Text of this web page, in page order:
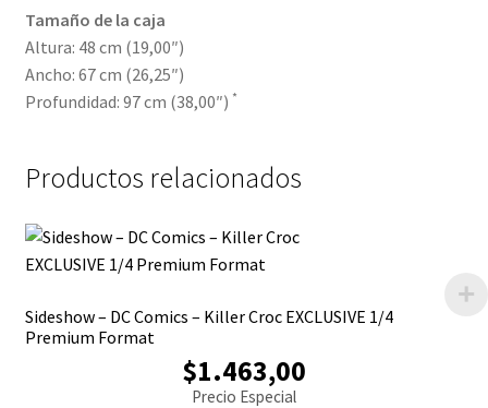
Tamaño de la caja
Altura: 48 cm (19,00″)
Ancho: 67 cm (26,25″)
Profundidad: 97 cm (38,00″) *
Productos relacionados
Sideshow – DC Comics – Killer Croc EXCLUSIVE 1/4
Premium Format
$1.463,00
Precio Especial